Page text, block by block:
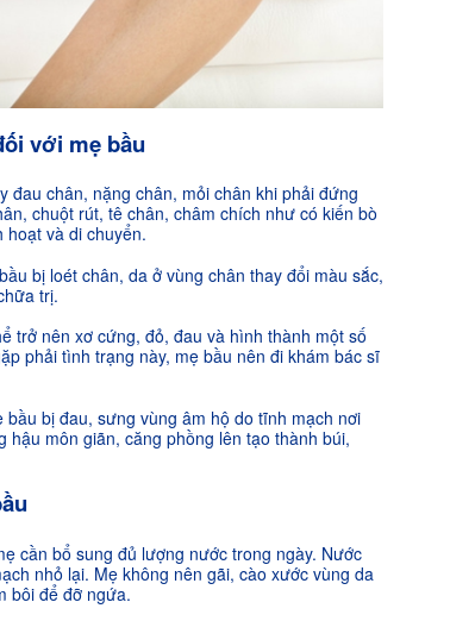
với mẹ bầu
đau chân, nặng chân, mỏi chân khi phải đứng
chuột rút, tê chân, châm chích như có kiến bò
và di chuyển.
bị loét chân, da ở vùng chân thay đổi màu sắc,
trị.
trở nên xơ cứng, đỏ, đau và hình thành một số
phải tình trạng này, mẹ bầu nên đi khám bác sĩ
bị đau, sưng vùng âm hộ do tĩnh mạch nơi
môn giãn, căng phồng lên tạo thành búi,
cần bổ sung đủ lượng nước trong ngày. Nước
nhỏ lại. Mẹ không nên gãi, cào xước vùng da
bôi để đỡ ngứa.